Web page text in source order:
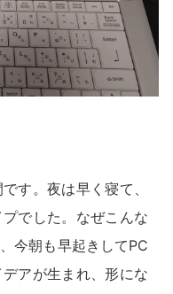
す。夜は早く寝て、
でした。なぜこんな
今朝も早起きしてPC
アが生まれ、形にな